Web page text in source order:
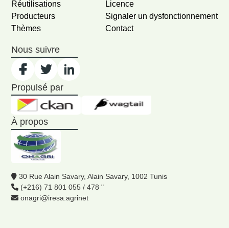
Réutilisations
Producteurs
Thèmes
Licence
Signaler un dysfonctionnement
Contact
Nous suivre
Propulsé par
À propos
30 Rue Alain Savary, Alain Savary, 1002 Tunis
(+216) 71 801 055 / 478 "
onagri@iresa.agrinet